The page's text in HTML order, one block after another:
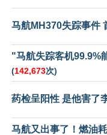
马航MH370失踪事件
"马航失踪客机99.9%
(142,673次)
药检呈阳性 是他害了
马航又出事了！燃油